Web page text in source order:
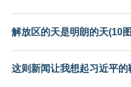
解放区的天是明朗的天(10
这则新闻让我想起习近平的